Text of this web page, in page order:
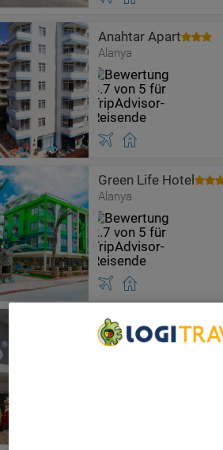
Anahtar Apart
Alanya
Green Life Hotel
Alanya
Blue Wave Suite Hotel
Alanya